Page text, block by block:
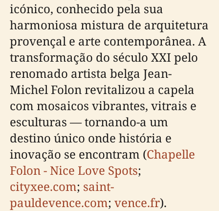
icónico, conhecido pela sua
harmoniosa mistura de arquitetura
provençal e arte contemporânea. A
transformação do século XXI pelo
renomado artista belga Jean-
Michel Folon revitalizou a capela
com mosaicos vibrantes, vitrais e
esculturas — tornando-a um
destino único onde história e
inovação se encontram (Chapelle
Folon - Nice Love Spots;
cityxee.com; saint-
pauldevence.com; vence.fr).